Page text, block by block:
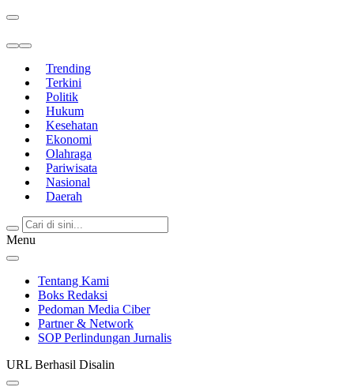
Trending
Terkini
Politik
Hukum
Kesehatan
Ekonomi
Olahraga
Pariwisata
Nasional
Daerah
Menu
Tentang Kami
Boks Redaksi
Pedoman Media Ciber
Partner & Network
SOP Perlindungan Jurnalis
URL Berhasil Disalin